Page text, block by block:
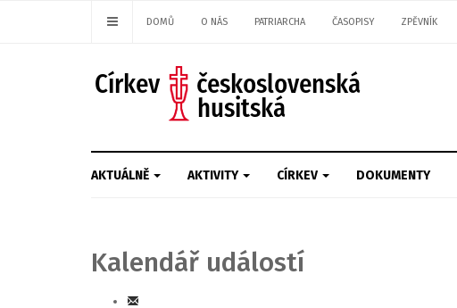
DOMŮ O NÁS PATRIARCHA ČASOPISY ZPĚVNÍK
AKTUÁLNĚ AKTIVITY CÍRKEV DOKUMENTY
Kalendář událostí